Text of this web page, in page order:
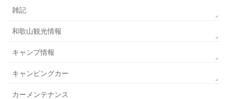
雑記
和歌山観光情報
キャンプ情報
キャンピングカー
カーメンテナンス